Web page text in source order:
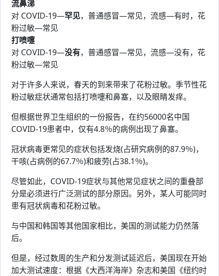
流鼻涕
对 COVID-19—罕见，普通感冒—常见，流感—有时，花
粉过敏—常见
打喷嚏
对 COVID-19—没有，普通感冒—常见，流感—没有，花
粉过敏—常见
对于许多人来说，春天的到来带来了花粉过敏。季节性花
粉过敏症状通常包括打喷嚏和鼻塞，以及眼睛发痒。
但根据世界卫生组织的一份报告，在约56000名中国
COVID-19患者中，仅有4.8％的病例出现了鼻塞。
冠状病毒更常见的症状包括发烧(占研究病例的87.9％)，
干咳(占病例的67.7％)和疲劳(占38.1％)。
尽管如此，COVID-19症状与其他常见症状之间的重叠部
分是必须进行广泛测试的部分原因。另外，某人可能同时
患有冠状病毒和花粉过敏。
与中国和韩国等其他国家相比，美国的测试能力仍然落
后。
但是，经过数周的生产和分发测试延迟后，美国现在开始
加大测试速度：根据《大西洋海岸》杂志和美国《纽约时